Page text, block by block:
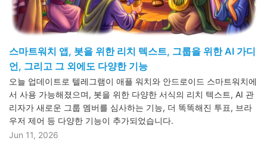
스마트워치 앱, 봇을 위한 리치 텍스트, 그룹을 위한 AI 가디
언, 그리고 그 외에도 다양한 기능
오늘 업데이트로 텔레그램이 애플 워치와 안드로이드 스마트워치에
서 사용 가능해졌으며, 봇을 위한 다양한 서식의 리치 텍스트, AI 관
리자가 새로운 그룹 멤버를 심사하는 기능, 더 똑똑해진 투표, 브라
우저 제어 등 다양한 기능이 추가되었습니다.
Jun 11, 2026